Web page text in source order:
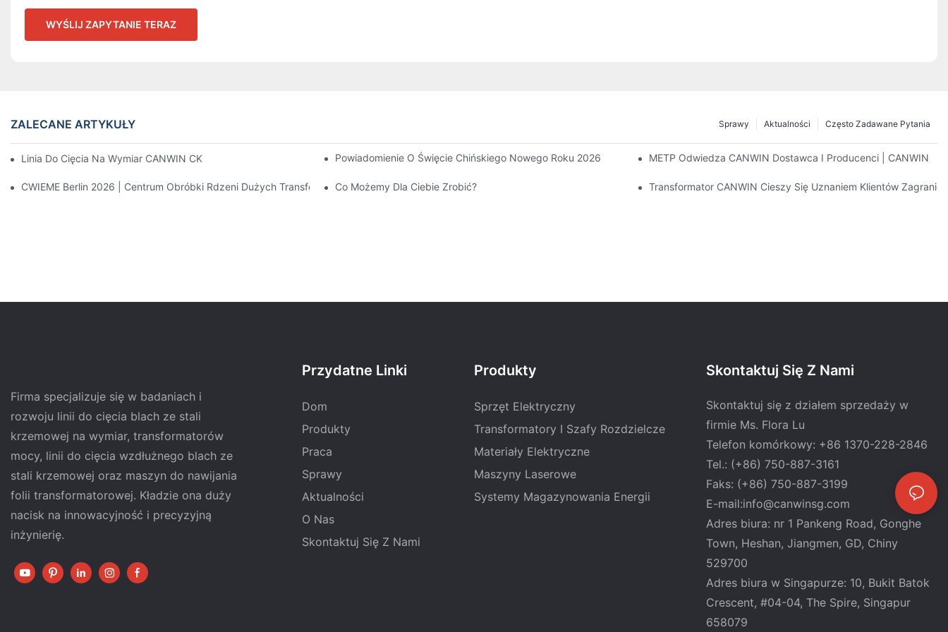
WYŚLIJ ZAPYTANIE TERAZ
ZALECANE ARTYKUŁY Często Zadawane Pytania
Aktualności
Sprawy
Linia Do Cięcia Na Wymiar CANWIN CK High-Speed ​​(model: CAH(223) - 400CK)Powiadomienie O Święcie Chińskiego Nowego Roku 2026 METP Odwiedza CANWIN Dostawca I Producenci | CANWIN
CWIEME Berlin 2026 | Centrum Obróbki Rdzeni Dużych Transformatorów CANWIN Świeci!
Co Możemy Dla Ciebie Zrobić? Transformator CANWIN Cieszy Się Uznaniem Klientów
Firma specjalizuje się w badaniach i
rozwoju linii do cięcia blach ze stali
krzemowej na wymiar, transformatorów
mocy, linii do cięcia wzdłużnego blach ze
stali krzemowej oraz maszyn do nawijania
folii transformatorowej. Kładzie ona duży
nacisk na innowacyjność i precyzyjną
inżynierię.
Przydatne Linki
Dom
Produkty
Praca
Sprawy
Aktualności
O Nas
Skontaktuj Się Z Nami
Produkty
Sprzęt Elektryczny
Transformatory I Szafy Rozdzielcze
Materiały Elektryczne
Maszyny Laserowe
Systemy Magazynowania Energii
Skontaktuj Się Z Nami
Skontaktuj się z działem sprzedaży w
firmie Ms. Flora Lu
Telefon komórkowy: +86 1370-228-2846
Tel.: (+86) 750-887-3161
Faks: (+86) 750-887-3199
E-mail:info@canwinsg.com
Adres biura: nr 1 Pankeng Road, Gonghe
Town, Heshan, Jiangmen, GD, Chiny
529700
Adres biura w Singapurze: 10, Bukit Batok
Crescent, #04-04, The Spire, Singapur
658079